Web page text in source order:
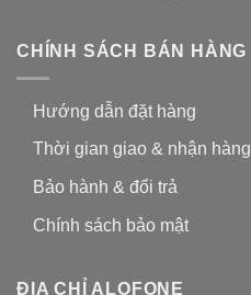
CHÍNH SÁCH BÁN HÀNG
Hướng dẫn đặt hàng
Thời gian giao & nhận hàng
Bảo hành & đổi trả
Chính sách bảo mật
ĐỊA CHỈ ALOFONE